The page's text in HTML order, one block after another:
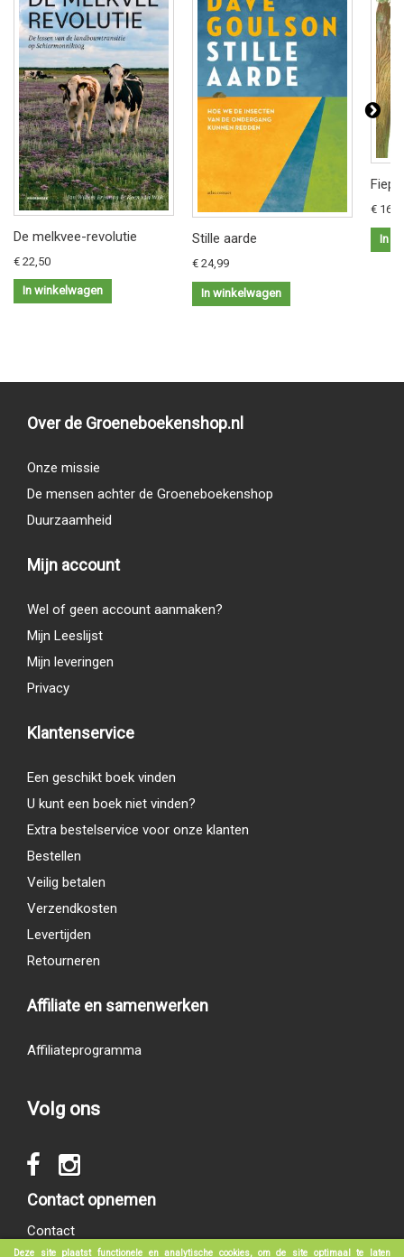
Deze site plaatst functionele en analytische cookies, om de site optimaal te laten
De melkvee-revolutie
€ 22,50
In winkelwagen
Stille aarde
€ 24,99
In winkelwagen
Fiep
€
In
Over de Groeneboekenshop.nl
Onze missie
De mensen achter de Groeneboekenshop
Duurzaamheid
Mijn account
Wel of geen account aanmaken?
Mijn Leeslijst
Mijn leveringen
Privacy
Klantenservice
Een geschikt boek vinden
U kunt een boek niet vinden?
Extra bestelservice voor onze klanten
Bestellen
Veilig betalen
Verzendkosten
Levertijden
Retourneren
Affiliate en samenwerken
Affiliateprogramma
Volg ons
Contact opnemen
Contact